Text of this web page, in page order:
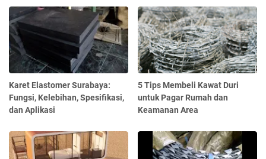
Karet Elastomer Surabaya:
Fungsi, Kelebihan, Spesifikasi,
dan Aplikasi
5 Tips Membeli Kawat Duri
untuk Pagar Rumah dan
Keamanan Area